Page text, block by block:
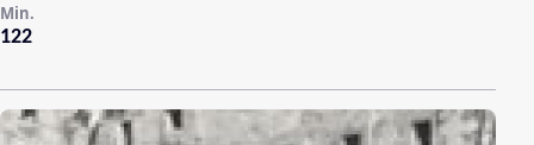
122
Min.